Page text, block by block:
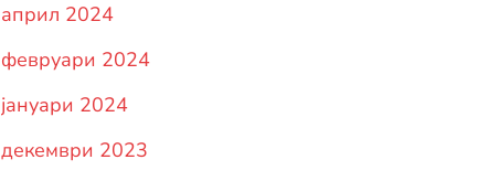
април 2024
февруари 2024
јануари 2024
декември 2023